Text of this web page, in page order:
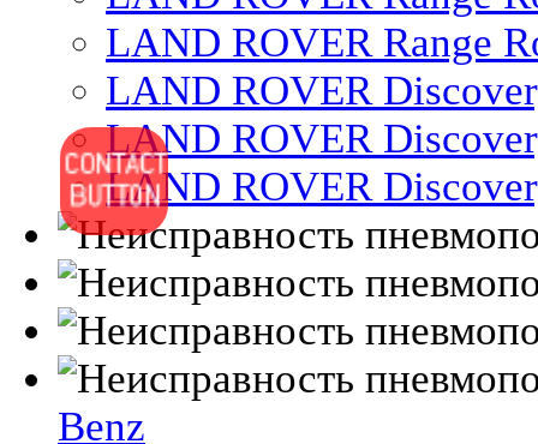
LAND ROVER Range
LAND ROVER
LAND ROVER
LAND ROVER
Benz